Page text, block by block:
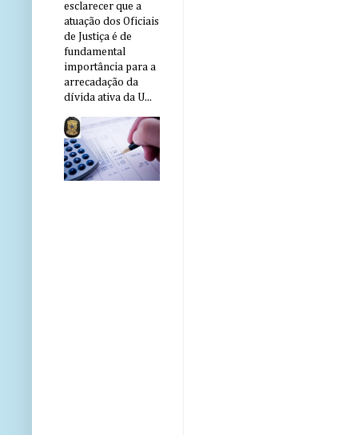
esclarecer que a
atuação dos Oficiais
de Justiça é de
fundamental
importância para a
arrecadação da
dívida ativa da U...